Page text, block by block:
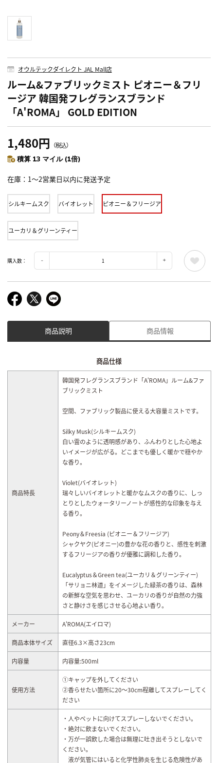
オウルテックダイレクト JAL Mall店
ルーム&ファブリックミスト ピオニー＆フリ
ージア 韓国発フレグランスブランド
「A'ROMA」 GOLD EDITION
1,480円 （税込）
積算 13 マイル (1倍)
在庫 1～2営業日以内に発送予定
シルキームスク バイオレット ピオニー＆フリージア
ユーカリ＆グリーンティー
購入数：
商品説明 商品情報
商品仕様
商品特長
韓国発フレグランスブランド「A'ROMA」ルーム&ファ
ブリックミスト
空間、ファブリック製品に使える大容量ミストです。
Silky Musk(シルキームスク)
白い雲のように透明感があり、ふんわりとした心地よ
いイメージが広がる。どこまでも優しく暖かで穏やか
な香り。
Violet(バイオレット)
瑞々しいバイオレットと暖かなムスクの香りに、しっ
とりとしたウォータリーノートが感性的な印象を与え
る香り。
Peony＆Freesia (ピオニー＆フリージア)
シャクヤク(ピオニー)の豊かな花の香りと、感性を刺激
するフリージアの香りが優雅に調和した香り。
Eucalyptus＆Green tea(ユーカリ＆グリーンティー)
「サリョニ林道」をイメージした緑茶の香りは、森林
の新鮮な空気を思わせ、ユーカリの香りが自然の力強
さと静けさを感じさせる心地よい香り。
メーカー A'ROMA(エイロマ)
商品本体サイズ 直径6.3×高さ23cm
内容量 内容量:500ml
使用方法
①キャップを外してください
②香らせたい箇所に20～30cm程離してスプレーしてく
ださい
・人やペットに向けてスプレーしないでください。
・絶対に飲まないでください。
・万が一誤飲した場合は無理に吐き出そうとしないで
ください。
液が気管にはいると化学性肺炎を生じる危険性があ